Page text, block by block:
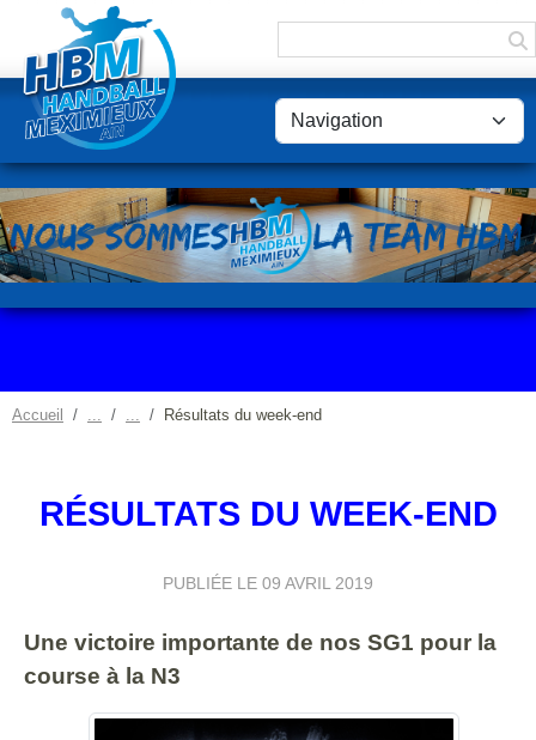
Accueil Résultats du week-end
RÉSULTATS DU WEEK-END
PUBLIÉE LE 09 AVRIL 2019
Une victoire importante de nos SG1 pour la
course à la N3
Panneau de gestion des cookies